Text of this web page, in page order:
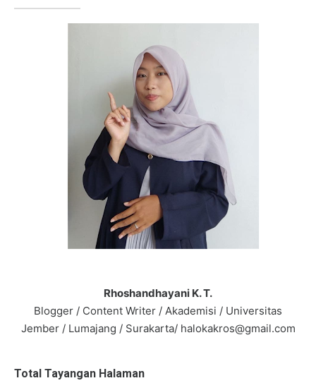
Rhoshandhayani K. T.
Blogger / Content Writer / Akademisi / Universitas
Jember / Lumajang / Surakarta/ halokakros@gmail.com
Total Tayangan Halaman